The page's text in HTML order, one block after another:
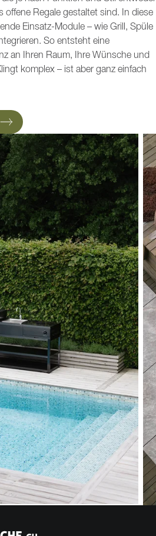
offene Regale gestaltet sind. In diese
Einsatz-Module – wie Grill, Spüle
So entsteht eine
an Ihren Raum, Ihre Wünsche und
komplex – ist aber ganz einfach